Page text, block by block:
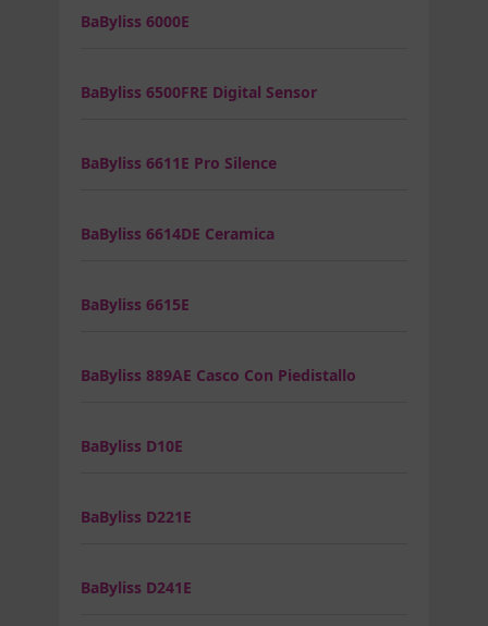
BaByliss 6000E
BaByliss 6500FRE Digital Sensor
BaByliss 6611E Pro Silence
BaByliss 6614DE Ceramica
BaByliss 6615E
BaByliss 889AE Casco Con Piedistallo
BaByliss D10E
BaByliss D221E
BaByliss D241E